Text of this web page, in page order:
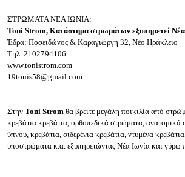
ΣΤΡΩΜΑΤΑ ΝΕΑ ΙΩΝΙΑ:
Toni Strom, Κατάστημα στρωμάτων εξυπηρετεί
Έδρα: Ποσειδώνος & Καραγιώργη 32, Νέο Ηράκλειο
Τηλ. 2102794106
www.tonistrom.com
19tonis58@gmail.com
Στην Toni Strom θα βρείτε μεγάλη ποικιλία από
κρεβάτια κρεβάτια, ορθοπεδικά στρώματα,
ύπνου, κρεβάτια, σιδερένια κρεβάτια, ντυμένα
υποστρώματα κ.α. εξυπηρετώντας Νέα Ιωνία και γύρω